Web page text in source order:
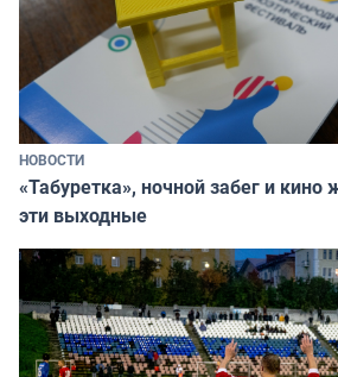
НОВОСТИ
«Табуретка», ночной забег и
эти выходные